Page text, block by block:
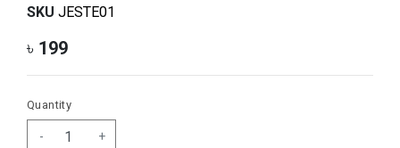
SKU JESTE01
৳ 199
Quantity
- +